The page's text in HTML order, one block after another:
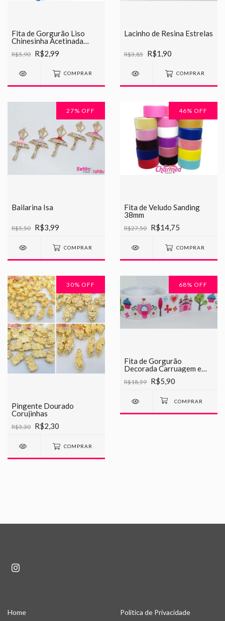
Fita de Gorgurão Liso
Chinesinha Acetinada
R$5,90 R$2,99
COMPRAR
Lacinho de Resina Estrelas
R$3,85 R$1,90
COMPRAR
27% OFF
Bailarina Isa
R$5,50 R$3,99
COMPRAR
46% OFF
Fita de Veludo Sanding
38mm
R$27,50 R$14,75
COMPRAR
30% OFF
Pingente Dourado
Corujinhas
R$3,30 R$2,30
COMPRAR
68% OFF
Fita de Gorgurão
Decorada Carruagem e
Castelo Chinesinha 38mm
R$18,59 R$5,90
Home Politica de Privacidade